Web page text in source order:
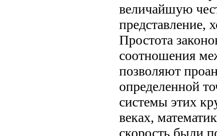
величайшую
представление,
Простота
соотношения
позволяют
определенной
системы этих
веках,
скорость были